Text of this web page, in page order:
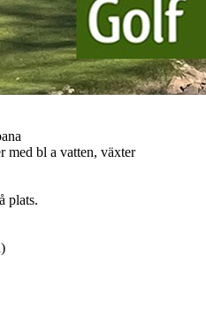
med bl a vatten, växter
plats.